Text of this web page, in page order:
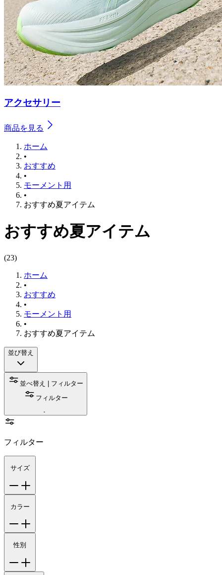
アクセサリー
商品を見る
ホーム
•
おすすめ
•
モーメント用
•
おすすめ夏アイテム
おすすめ夏アイテム
(23)
ホーム
•
おすすめ
•
モーメント用
•
おすすめ夏アイテム
並び替え
並べ替え | フィルター
フィルター
フィルター
サイズ
カラー
性別